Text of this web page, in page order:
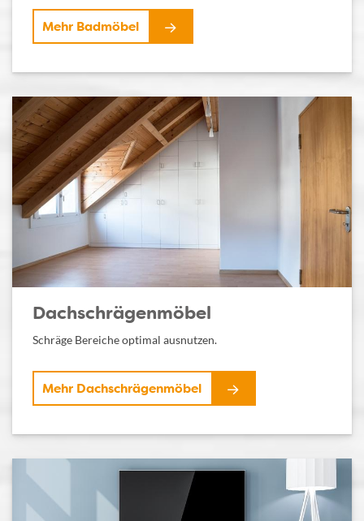
Mehr Badmöbel
Dachschrägenmöbel
Schräge Bereiche optimal ausnutzen.
Mehr Dachschrägenmöbel